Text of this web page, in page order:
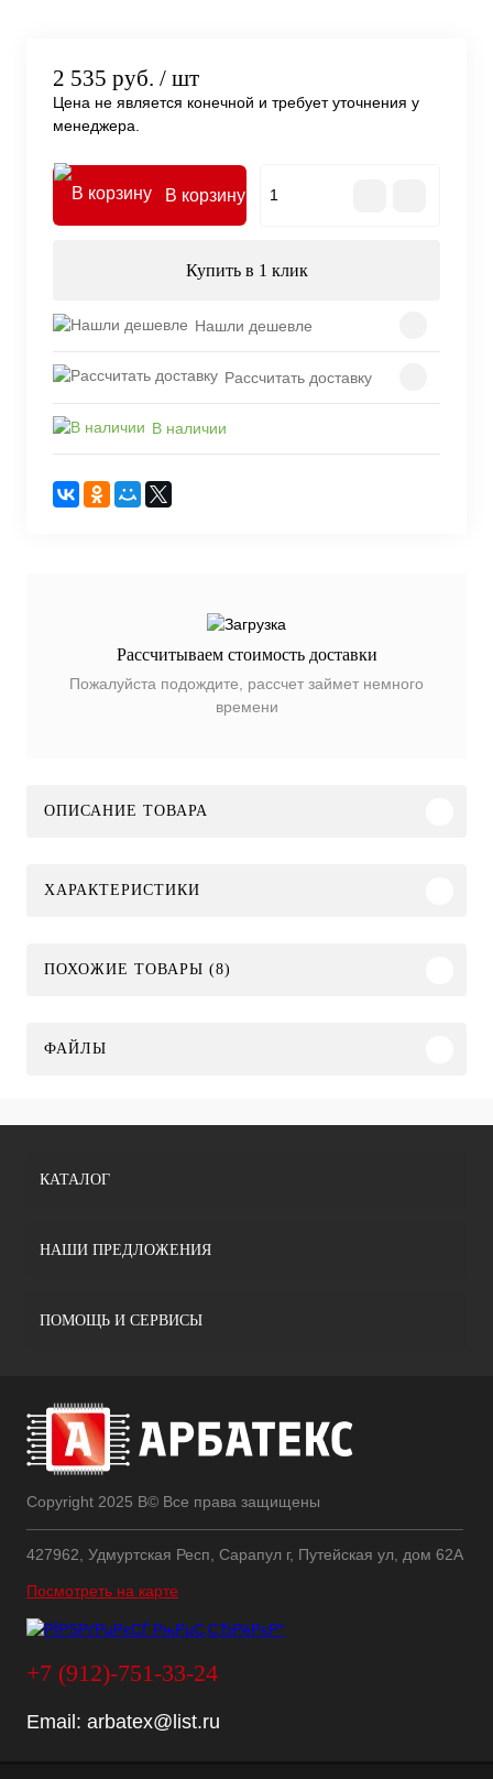
2 535 руб. / шт
Цена не является конечной и требует уточнения у
менеджера.
В корзину
Купить в 1 клик
Нашли дешевле
Рассчитать доставку
В наличии
Рассчитываем стоимость доставки
Пожалуйста подождите, рассчет займет немного
времени
ОПИСАНИЕ ТОВАРА
ХАРАКТЕРИСТИКИ
ПОХОЖИЕ ТОВАРЫ (8)
ФАЙЛЫ
КАТАЛОГ
НАШИ ПРЕДЛОЖЕНИЯ
ПОМОЩЬ И СЕРВИСЫ
Copyright 2025 В© Все права защищены
427962, Удмуртская Респ, Сарапул г, Путейская ул, дом 62А
Посмотреть на карте
+7 (912)-751-33-24
Email: arbatex@list.ru